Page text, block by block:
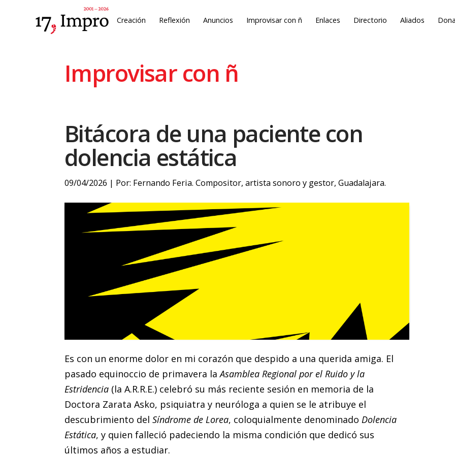
Creación Reflexión Anuncios Improvisar con ñ Enlaces Directorio Aliados
Improvisar con ñ
Bitácora de una paciente con
dolencia estática
09/04/2026 | Por: Fernando Feria. Compositor, artista sonoro y gestor, Guadalajara.
Es con un enorme dolor en mi corazón que despido a una querida amiga. El
pasado equinoccio de primavera laAsamblea Regional por el Ruido y la
Estridencia (la A.R.R.E.) celebró su más reciente sesión en memoria de la
Doctora Zarata Asko, psiquiatra y neuróloga a quien se le atribuye el
descubrimiento delSíndrome de Lorea, coloquialmente denominadoDolencia
Estática, y quien falleció padeciendo la misma condición que dedicó sus
últimos años a estudiar.